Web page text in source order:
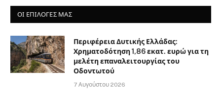
ΟΙ ΕΠΙΛΟΓΈΣ ΜΑΣ
Περιφέρεια Δυτικής Ελλάδας:
Χρηματοδότηση 1,86 εκατ. ευρώ για τη
μελέτη επαναλειτουργίας του
Οδοντωτού
7 Αυγούστου 2026